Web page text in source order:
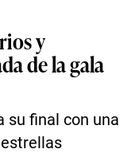
y
de la gala
su final con una